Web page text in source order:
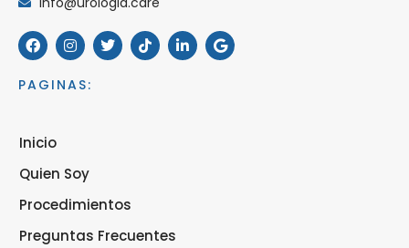
PAGINAS:
Inicio
Quien Soy
Procedimientos
Preguntas Frecuentes